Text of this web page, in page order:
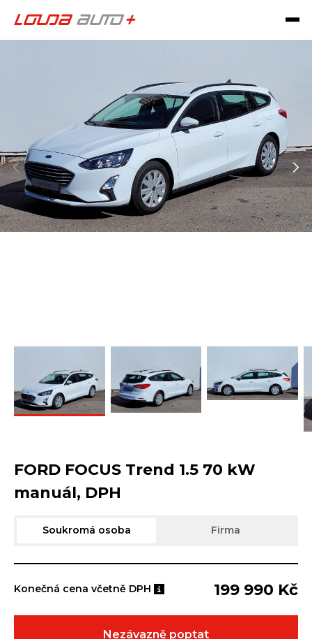
FORD FOCUS Trend 1.5 70 kW
manuál, DPH
Soukromá osoba Firma
Konečná cena včetně DPH 199 990 Kč
Nezávazně poptat